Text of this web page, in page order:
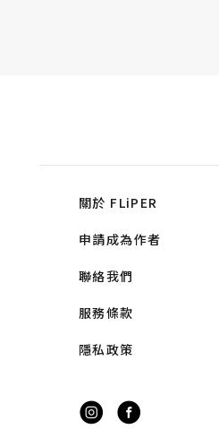
關於 FLiPER
申請成為作者
聯絡我們
服務條款
隱私政策